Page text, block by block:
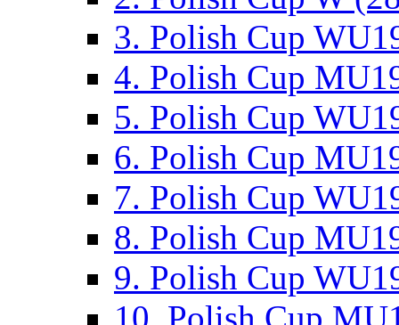
3. Polish Cup
4. Polish Cup
5. Polish Cup
6. Polish Cup
7. Polish Cup
8. Polish Cup
9. Polish Cup
10. Polish Cup